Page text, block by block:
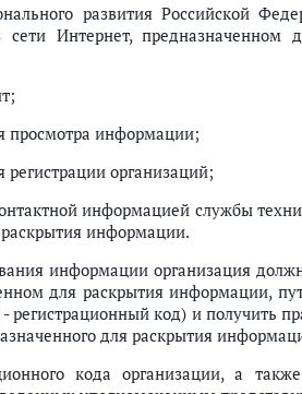
развития Российской
Интернет,
просмотра информации;
регистрации организаций;
информацией службы
информации.
информации организация
для раскрытия информации,
- регистрационный код) и получить
для раскрытия
кода организации, а